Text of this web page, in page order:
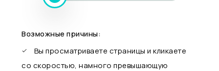
Возможные причины:
Вы просматриваете страницы и кликаете
со скоростью, намного превышающую